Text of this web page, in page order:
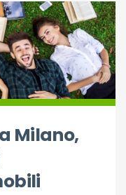
Milano,